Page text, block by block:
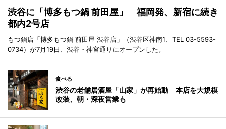
渋谷に「博多もつ鍋 前田屋」 福岡発、新宿に続き
都内2号店
もつ鍋店「博多もつ鍋 前田屋 渋谷店」（渋谷区神南1、TEL 03-5593-
0734）が7月19日、渋谷・神宮通りにオープンした。
食べる
渋谷の老舗居酒屋「山家」が再始動 本店を大規模
改装、朝・深夜営業も